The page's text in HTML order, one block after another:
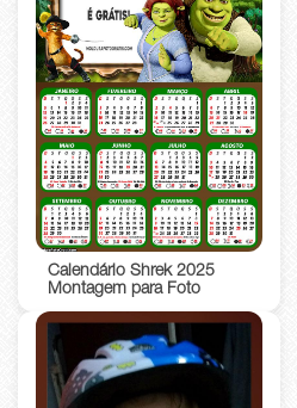
Calendário Shrek 2025
Montagem para Foto